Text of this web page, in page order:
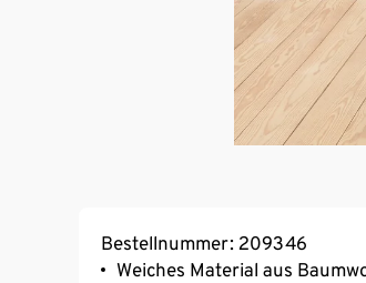
Bestellnummer: 209346
Weiches Material aus